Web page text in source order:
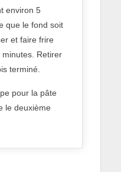
environ 5
que le fond soit
et faire frire
Retirer
terminé.
pour la pâte
le deuxième